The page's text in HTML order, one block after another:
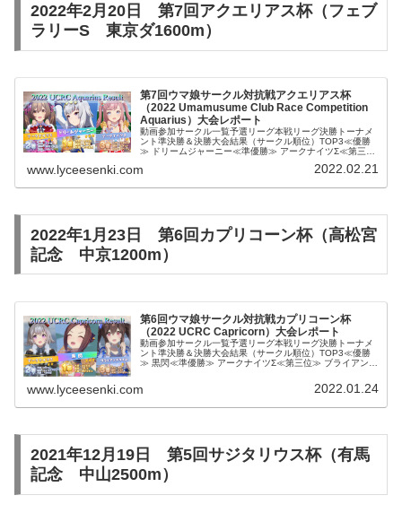
2022年2月20日 第7回アクエリアス杯（フェブ
ラリーS 東京ダ1600m）
第7回ウマ娘サークル対抗戦アクエリアス杯
（2022 Umamusume Club Race Competition
Aquarius）大会レポート
動画参加サークル一覧予選リーグ本戦リーグ決勝トーナメ
ント準決勝＆決勝大会結果（サークル順位）TOP3≪優勝
≫ ドリームジャーニー≪準優勝≫ アークナイツΣ≪第三位
んぶらっくtrium...
www.lyceesenki.com 2022.02.21
2022年1月23日 第6回カプリコーン杯（高松宮
記念 中京1200m）
第6回ウマ娘サークル対抗戦カプリコーン杯
（2022 UCRC Capricorn）大会レポート
動画参加サークル一覧予選リーグ本戦リーグ決勝トーナメ
ント準決勝＆決勝大会結果（サークル順位）TOP3≪優勝
≫ 黒閃≪準優勝≫ アークナイツΣ≪第三位≫ ブライアンズ
www.lyceesenki.com 2022.01.24
2021年12月19日 第5回サジタリウス杯（有馬
記念 中山2500m）